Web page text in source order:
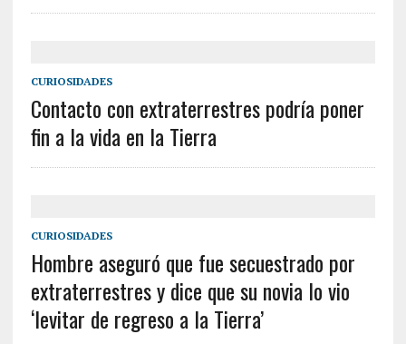
CURIOSIDADES
Contacto con extraterrestres podría poner
fin a la vida en la Tierra
CURIOSIDADES
Hombre aseguró que fue secuestrado por
extraterrestres y dice que su novia lo vio
‘levitar de regreso a la Tierra’